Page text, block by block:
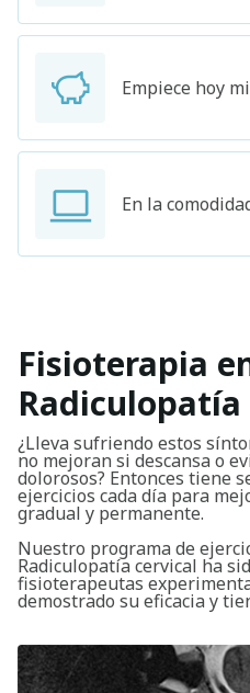
Empiece hoy
En la
Fisioterapia
¿Lleva sufriendo estos
no mejoran si descansa o
dolorosos? Entonces tiene
ejercicios cada día para
gradual y permanente.
Nuestro programa de
Radiculopatía cervical ha
fisioterapeutas
demostrado su eficacia y